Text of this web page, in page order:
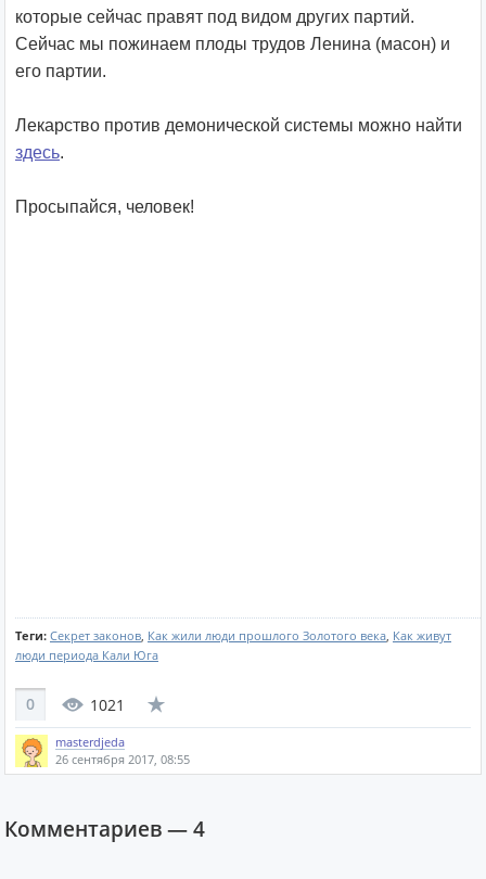
которые сейчас правят под видом других партий.
Сейчас мы пожинаем плоды трудов Ленина (масон) и
его партии.
Лекарство против демонической системы можно найти
здесь.
Просыпайся, человек!
Теги: Секрет законов Как жили люди прошлого Золотого века Как живут
люди периода Кали Юга
0 1021
masterdjeda
26 сентября 2017, 08:55
Комментариев —4